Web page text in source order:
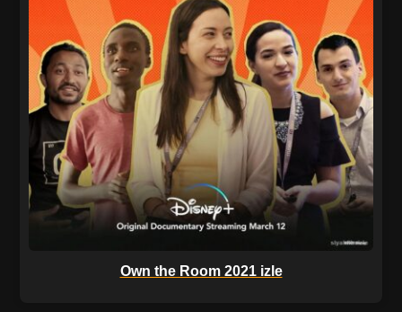
Own the Room 2021 izle